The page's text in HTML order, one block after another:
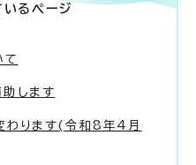
いるページ
て
します
わります(令和8年4月